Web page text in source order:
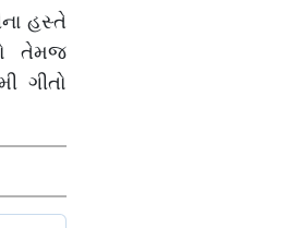
હસ્તે
તેમજ
ગીતો